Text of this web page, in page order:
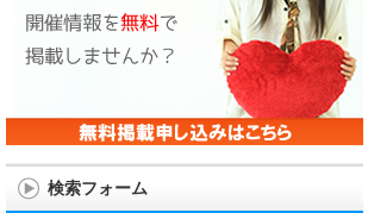
検索フォーム